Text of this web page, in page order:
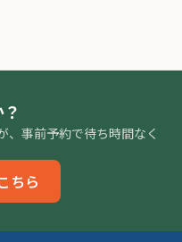
、事前予約で待ち時間なく
ちら